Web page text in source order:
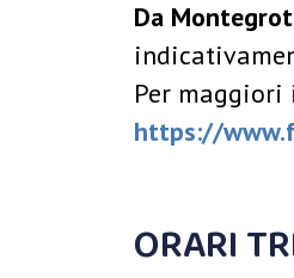
Da
Per
https://
ORARI